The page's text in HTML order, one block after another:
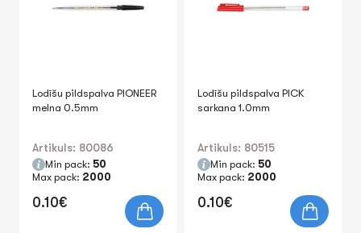
Lodīšu pildspalva PIONEER
melna 0.5mm
Artikuls: 80086
Min pack: 50
Max pack: 2000
0.10€
Lodīšu pildspalva PICK
sarkana 1.0mm
Artikuls: 80515
Min pack: 50
Max pack: 2000
0.10€